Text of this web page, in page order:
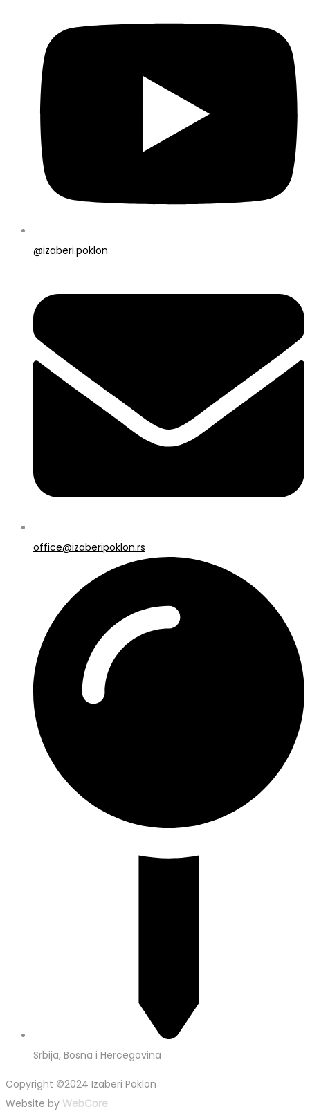
@izaberi.poklon
office@izaberipoklon.rs
Srbija, Bosna i Hercegovina
Copyright ©2024 Izaberi Poklon
Website by WebCore